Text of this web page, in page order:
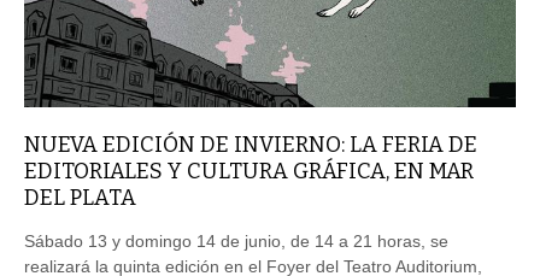
NUEVA EDICIÓN DE INVIERNO: LA FERIA DE
EDITORIALES Y CULTURA GRÁFICA, EN MAR
DEL PLATA
Sábado 13 y domingo 14 de junio, de 14 a 21 horas, se
realizará la quinta edición en el Foyer del Teatro Auditorium,